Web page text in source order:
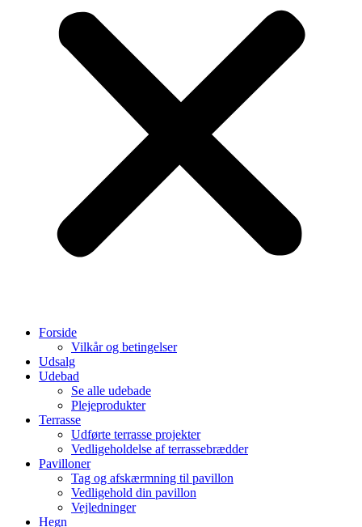
Forside
Vilkår og betingelser
Udsalg
Udebad
Se alle udebade
Plejeprodukter
Terrasse
Udførte terrasse projekter
Vedligeholdelse af terrassebrædder
Pavilloner
Tag og afskærmning til pavillon
Vedligehold din pavillon
Vejledninger
Hegn